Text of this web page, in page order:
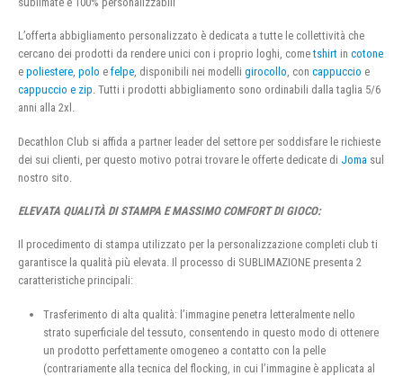
L’offerta abbigliamento personalizzato è dedicata a tutte le collettività che
cercano dei prodotti da rendere unici con i proprio loghi, cometshirt in cotone
e poliestere, polo e felpe, disponibili nei modelli girocollo, con cappuccio e
cappuccio e zip. Tutti i prodotti abbigliamento sono ordinabili dalla taglia 5/6
anni alla 2xl.
Decathlon Club si affida a partner leader del settore per soddisfare le richieste
dei sui clienti, per questo motivo potrai trovare le offerte dedicate di Joma sul
nostro sito.
ELEVATA QUALITÀ DI STAMPA E MASSIMO COMFORT DI GIOCO:
Il procedimento di stampa utilizzato per la personalizzazione completi club ti
garantisce la qualità più elevata. Il processo di SUBLIMAZIONE presenta 2
caratteristiche principali:
Trasferimento di alta qualità: l’immagine penetra letteralmente nello
strato superficiale del tessuto, consentendo in questo modo di ottenere
un prodotto perfettamente omogeneo a contatto con la pelle
(contrariamente alla tecnica del flocking, in cui l’immagine è applicata al